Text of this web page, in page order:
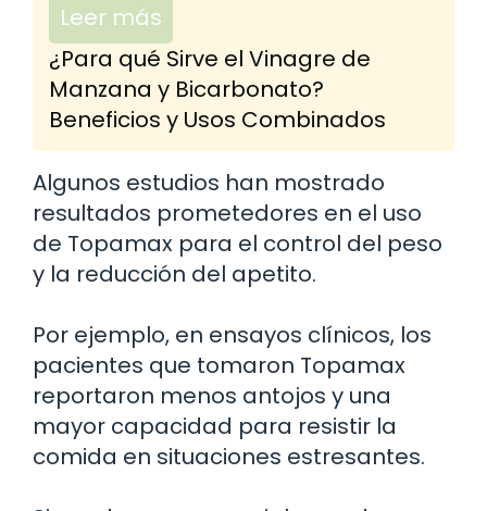
Leer más
¿Para qué Sirve el Vinagre de
Manzana y Bicarbonato?
Beneficios y Usos Combinados
Algunos estudios han mostrado
resultados prometedores en el uso
de Topamax para el control del peso
y la reducción del apetito.
Por ejemplo, en ensayos clínicos, los
pacientes que tomaron Topamax
reportaron menos antojos y una
mayor capacidad para resistir la
comida en situaciones estresantes.